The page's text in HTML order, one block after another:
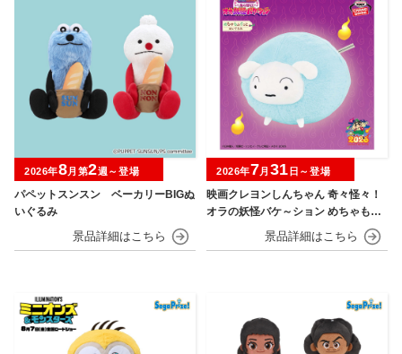
パペットスンスン ベーカリーBIGぬ
いぐるみ
2026年8月第2週～登場
映画クレヨンしんちゃん 奇々怪々！
オラの妖怪バケ～ション めちゃもふ
ぐっとぬいぐるみ シロ
2026年7月 31 日～登場